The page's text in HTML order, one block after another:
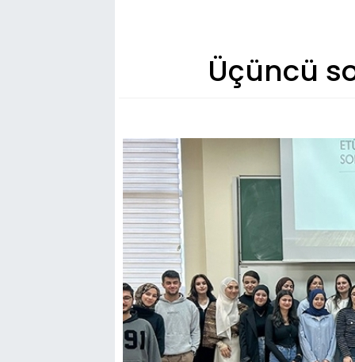
Üçüncü